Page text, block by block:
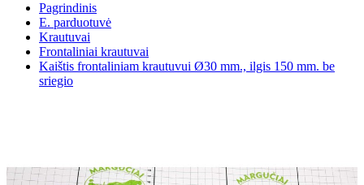
Pagrindinis
E. parduotuvė
Krautuvai
Frontaliniai krautuvai
Kaištis frontaliniam krautuvui Ø30 mm., ilgis 150 mm. be
sriegio